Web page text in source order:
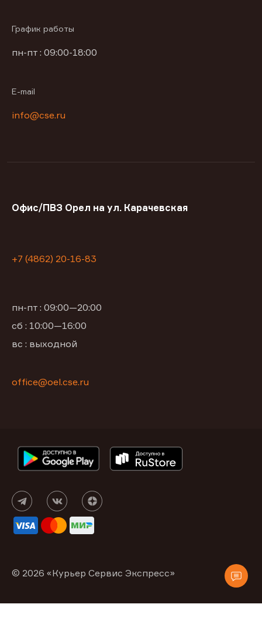
График работы
пн-пт : 09:00-18:00
E-mail
info@cse.ru
Офис/ПВЗ Орел на ул. Карачевская
+7 (4862) 20-16-83
пн-пт : 09:00—20:00
сб : 10:00—16:00
вс : выходной
office@oel.cse.ru
© 2026 «Курьер Сервис Экспресс»